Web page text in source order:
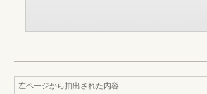
左ページから抽出された内容